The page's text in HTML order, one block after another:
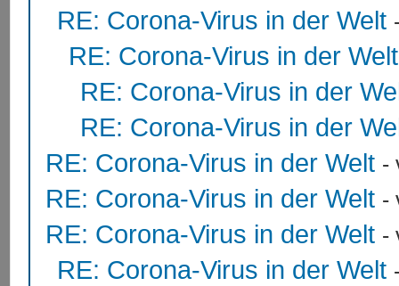
RE: Corona-Virus in der Welt
RE: Corona-Virus in der Welt
RE: Corona-Virus in der
RE: Corona-Virus in der
RE: Corona-Virus in der Welt -
RE: Corona-Virus in der Welt -
RE: Corona-Virus in der Welt -
RE: Corona-Virus in der Welt